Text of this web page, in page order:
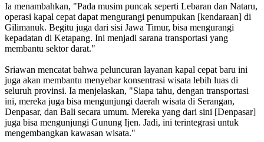
Ia menambahkan, "Pada musim puncak seperti Lebaran dan Nataru,
operasi kapal cepat dapat mengurangi penumpukan [kendaraan] di
Gilimanuk. Begitu juga dari sisi Jawa Timur, bisa mengurangi
kepadatan di Ketapang. Ini menjadi sarana transportasi yang
membantu sektor darat."
Sriawan mencatat bahwa peluncuran layanan kapal cepat baru ini
juga akan membantu menyebar konsentrasi wisata lebih luas di
seluruh provinsi. Ia menjelaskan, "Siapa tahu, dengan transportasi
ini, mereka juga bisa mengunjungi daerah wisata di Serangan,
Denpasar, dan Bali secara umum. Mereka yang dari sini [Denpasar]
juga bisa mengunjungi Gunung Ijen. Jadi, ini terintegrasi untuk
mengembangkan kawasan wisata."